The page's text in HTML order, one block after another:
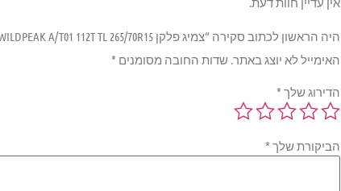
היה הראשון לכתוב סקירה “צמיג פלקן FALKEN WILDPEAK A/T01 112T TL 265/70R15”
האימייל לא יוצג באתר. שדות החובה מסומנים *
הדירוג שלך *
הביקורת שלך *